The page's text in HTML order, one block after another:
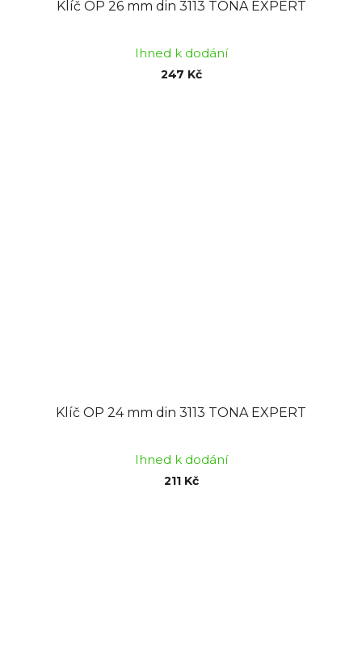
Klíč OP 26 mm din 3113 TONA EXPERT
Ihned k dodání
247 Kč
Klíč OP 24 mm din 3113 TONA EXPERT
Ihned k dodání
211 Kč